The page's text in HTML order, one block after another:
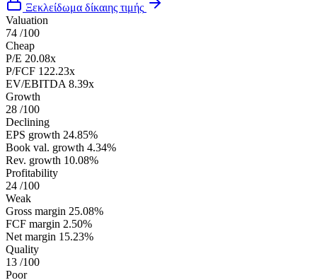
Ξεκλείδωμα δίκαιης τιμής
Valuation
74 /100
Cheap
P/E 20.08x
P/FCF 122.23x
EV/EBITDA 8.39x
Growth
28 /100
Declining
EPS growth 24.85%
Book val. growth 4.34%
Rev. growth 10.08%
Profitability
24 /100
Weak
Gross margin 25.08%
FCF margin 2.50%
Net margin 15.23%
Quality
13 /100
Poor